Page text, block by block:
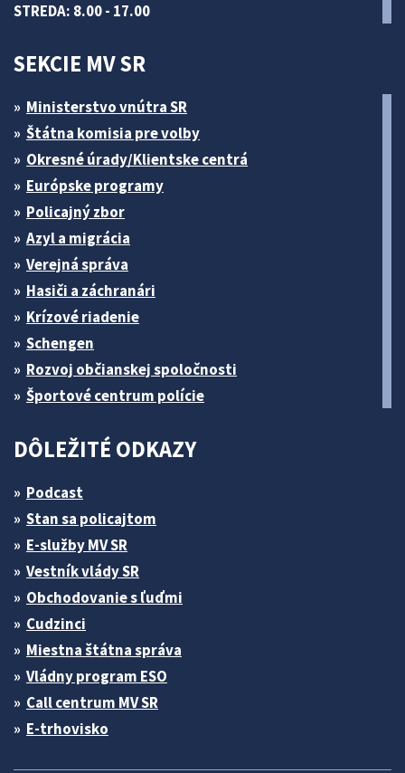
STREDA: 8.00 - 17.00
SEKCIE MV SR
Ministerstvo vnútra SR
Štátna komisia pre volby
Okresné úrady/Klientske centrá
Európske programy
Policajný zbor
Azyl a migrácia
Verejná správa
Hasiči a záchranári
Krízové riadenie
Schengen
Rozvoj občianskej spoločnosti
Športové centrum polície
DÔLEŽITÉ ODKAZY
Podcast
Stan sa policajtom
E-služby MV SR
Vestník vlády SR
Obchodovanie s ľuďmi
Cudzinci
Miestna štátna správa
Vládny program ESO
Call centrum MV SR
E-trhovisko